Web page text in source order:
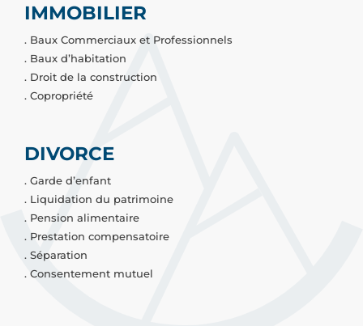
IMMOBILIER
. Baux Commerciaux et Professionnels
. Baux d’habitation
. Droit de la construction
. Copropriété
DIVORCE
. Garde d’enfant
. Liquidation du patrimoine
. Pension alimentaire
. Prestation compensatoire
. Séparation
. Consentement mutuel